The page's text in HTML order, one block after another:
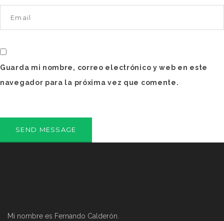
Guarda mi nombre, correo electrónico y web en este
navegador para la próxima vez que comente.
Mi nombre es Fernando Calderón.